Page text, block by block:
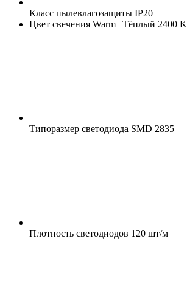
Класс пылевлагозащиты IP20
Цвет свечения Warm | Тёплый 2400 K
Типоразмер светодиода SMD 2835
Плотность светодиодов 120 шт/м